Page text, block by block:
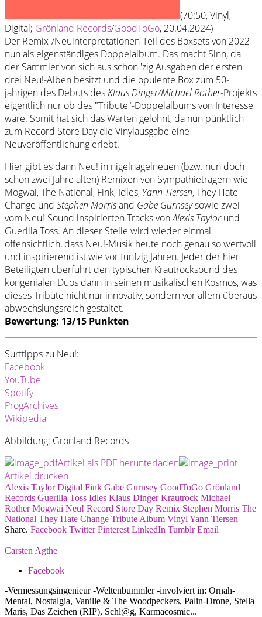
(70:50, Vinyl,
Digital; Grönland Records/GoodToGo, 20.04.2024)
Der Remix-/Neuinterpretationen-Teil des Boxsets von 2022
nun als eigenständiges Doppelalbum. Das macht Sinn, da
der Sammler von sich aus schon 'zig Ausgaben der ersten
drei Neu!-Alben besitzt und die opulente Box zum 50-
jährigen des Debüts desKlaus Dinger/Michael Rother-Projekts
eigentlich nur ob des "Tribute"-Doppelalbums von Interesse
wäre. Somit hat sich das Warten gelohnt, da nun pünktlich
zum Record Store Day die Vinylausgabe eine
Neuveröffentlichung erlebt.
Hier gibt es dann Neu! in nigelnagelneuen (bzw. nun doch
schon zwei Jahre alten) Remixen von Sympathieträgern wie
Mogwai, The National, Fink, Idles, Yann Tiersen, They Hate
Change und Stephen Morrisand Gabe Gurnseysowie zwei
vom Neu!-Sound inspirierten Tracks vonAlexis Taylorund
Guerilla Toss. An dieser Stelle wird wieder einmal
offensichtlich, dass Neu!-Musik heute noch genau so wertvoll
und inspirierend ist wie vor fünfzig Jahren. Jeder der hier
Beteiligten überführt den typischen Krautrocksound des
kongenialen Duos dann in seinen musikalischen Kosmos, was
dieses Tribute nicht nur innovativ, sondern vor allem überaus
abwechslungsreich gestaltet.
Bewertung: 13/15 Punkten
Surftipps zu Neu!:
Facebook
YouTube
Spotify
ProgArchives
Wikipedia
Abbildung: Grönland Records
Artikel als PDF herunterladen
Artikel drucken
Alexis Taylor Digital Fink Gabe Gurnsey GoodToGo Grönland
Records Guerilla Toss Idles Klaus Dinger Krautrock Michael
Rother Mogwai Neu! Record Store Day Remix Stephen Morris The
National They Hate Change Tribute Album Vinyl Yann Tiersen
Share. Facebook Twitter Pinterest LinkedIn Tumblr Email
Carsten Agthe
Facebook
-Vermessungsingenieur -Weltenbummler -involviert in: Ornah-
Mental, Nostalgia, Vanille & The Woodpeckers, Palin-Drone, Stella
Maris, Das Zeichen (RIP), Schl@g, Karmacosmic...